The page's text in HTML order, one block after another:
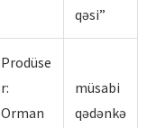
qəsi”
Prodüse
r:
Orman
müsabi
qədənkə